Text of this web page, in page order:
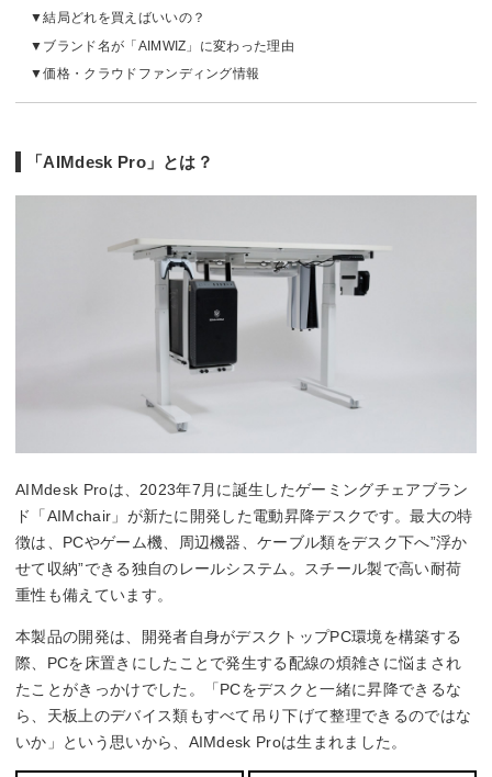
結局どれを買えばいいの？
ブランド名が「AIMWIZ」に変わった理由
価格・クラウドファンディング情報
「AIMdesk Pro」とは？
AIMdesk Proは、2023年7月に誕生したゲーミングチェアブラン
ド「AIMchair」が新たに開発した電動昇降デスクです。最大の特
徴は、PCやゲーム機、周辺機器、ケーブル類をデスク下へ”浮か
せて収納”できる独自のレールシステム。スチール製で高い耐荷
重性も備えています。
本製品の開発は、開発者自身がデスクトップPC環境を構築する
際、PCを床置きにしたことで発生する配線の煩雑さに悩まされ
たことがきっかけでした。「PCをデスクと一緒に昇降できるな
ら、天板上のデバイス類もすべて吊り下げて整理できるのではな
いか」という思いから、AIMdesk Proは生まれました。